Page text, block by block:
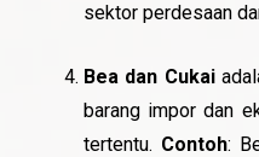
sektor perdesaan
Bea dan Cukai
barang impor dan
tertentu. Contoh: